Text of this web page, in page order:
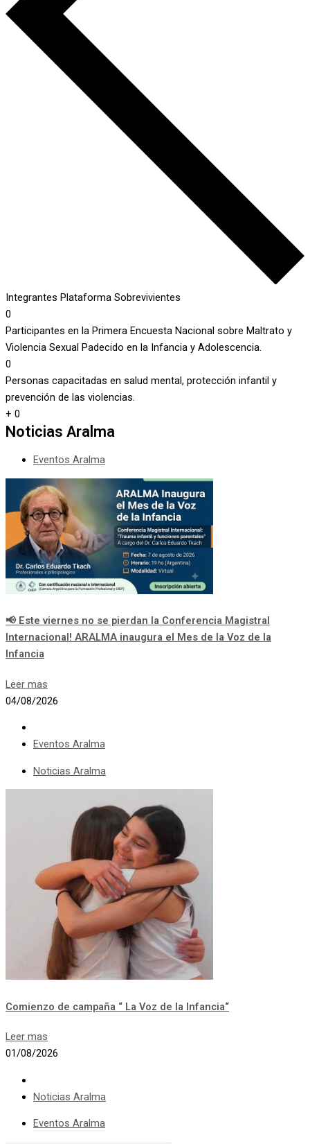
Integrantes Plataforma Sobrevivientes
0
Participantes en la Primera Encuesta Nacional sobre Maltrato y
Violencia Sexual Padecido en la Infancia y Adolescencia.
0
Personas capacitadas en salud mental, protección infantil y
prevención de las violencias.
+ 0
Noticias Aralma
Eventos Aralma
📢 Este viernes no se pierdan la Conferencia Magistral
Internacional! ARALMA inaugura el Mes de la Voz de la
Infancia
Leer mas
04/08/2026
Eventos Aralma
Noticias Aralma
Comienzo de campaña “ La Voz de la Infancia“
Leer mas
01/08/2026
Noticias Aralma
Eventos Aralma